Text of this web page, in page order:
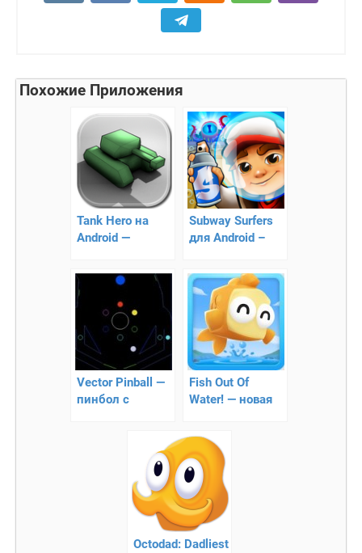
Похожие Приложения
Tank Hero на
Android —
Android!!
Subway Surfers
для Android –
Vector Pinball —
пинбол с
Fish Out Of
Water! — новая
рыбку
Octodad: Dadliest